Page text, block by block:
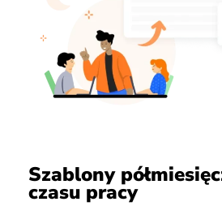
Szablony
czasu pracy